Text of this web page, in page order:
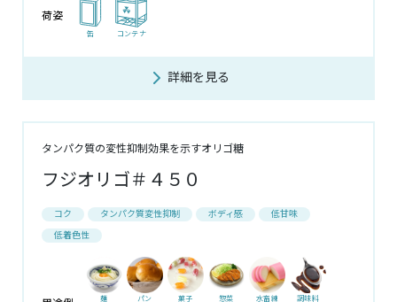
荷姿
缶 コンテナ
詳細を見る
タンパク質の変性抑制効果を示すオリゴ糖
フジオリゴ＃４５０
コク タンパク質変性抑制 ボディ感 低甘味
低着色性
麺 パン 菓子 惣菜 水畜練 調味料